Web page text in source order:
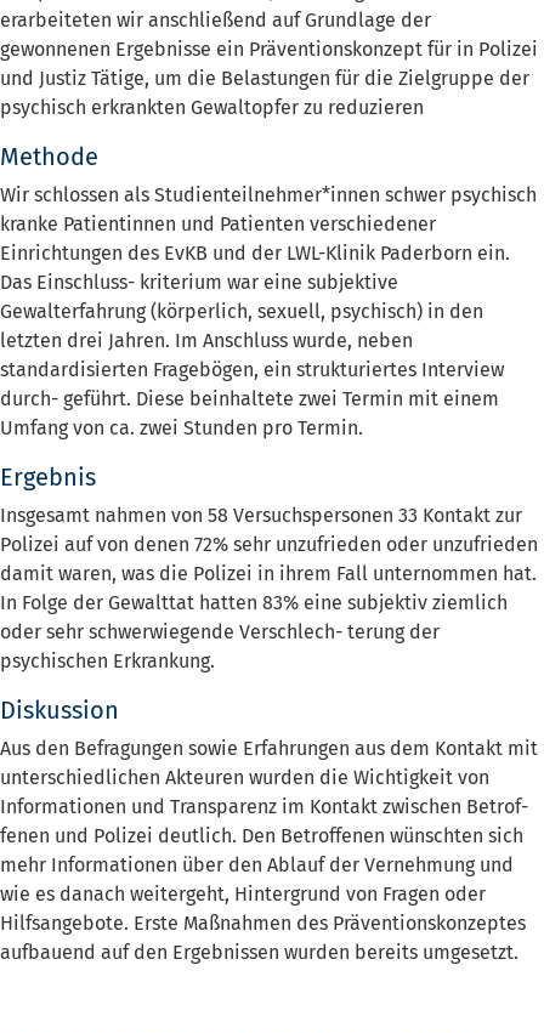
erarbeiteten wir anschließend auf Grundlage der
gewonnenen Ergebnisse ein Präventionskonzept für in Polizei
und Justiz Tätige, um die Belastungen für die Zielgruppe der
psychisch erkrankten Gewaltopfer zu reduzieren
Methode
Wir schlossen als Studienteilnehmer*innen schwer psychisch
kranke Patientinnen und Patienten verschiedener
Einrichtungen des EvKB und der LWL-Klinik Paderborn ein.
Das Einschluss- kriterium war eine subjektive
Gewalterfahrung (körperlich, sexuell, psychisch) in den
letzten drei Jahren. Im Anschluss wurde, neben
standardisierten Fragebögen, ein strukturiertes Interview
durch- geführt. Diese beinhaltete zwei Termin mit einem
Umfang von ca. zwei Stunden pro Termin.
Ergebnis
Insgesamt nahmen von 58 Versuchspersonen 33 Kontakt zur
Polizei auf von denen 72% sehr unzufrieden oder unzufrieden
damit waren, was die Polizei in ihrem Fall unternommen hat.
In Folge der Gewalttat hatten 83% eine subjektiv ziemlich
oder sehr schwerwiegende Verschlech- terung der
psychischen Erkrankung.
Diskussion
Aus den Befragungen sowie Erfahrungen aus dem Kontakt mit
unterschiedlichen Akteuren wurden die Wichtigkeit von
Informationen und Transparenz im Kontakt zwischen Betrof-
fenen und Polizei deutlich. Den Betroffenen wünschten sich
mehr Informationen über den Ablauf der Vernehmung und
wie es danach weitergeht, Hintergrund von Fragen oder
Hilfsangebote. Erste Maßnahmen des Präventionskonzeptes
aufbauend auf den Ergebnissen wurden bereits umgesetzt.